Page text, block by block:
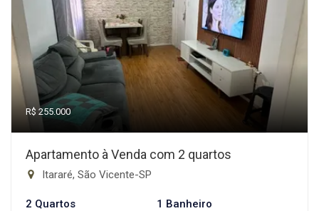
R$ 255.000
Apartamento à Venda com 2 quartos
Itararé, São Vicente-SP
2 Quartos 1 Banheiro